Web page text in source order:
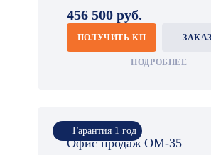
456 500 руб.
ПОЛУЧИТЬ КП
ПОДРОБНЕЕ
Гарантия 1 год
Офис продаж ОМ-35